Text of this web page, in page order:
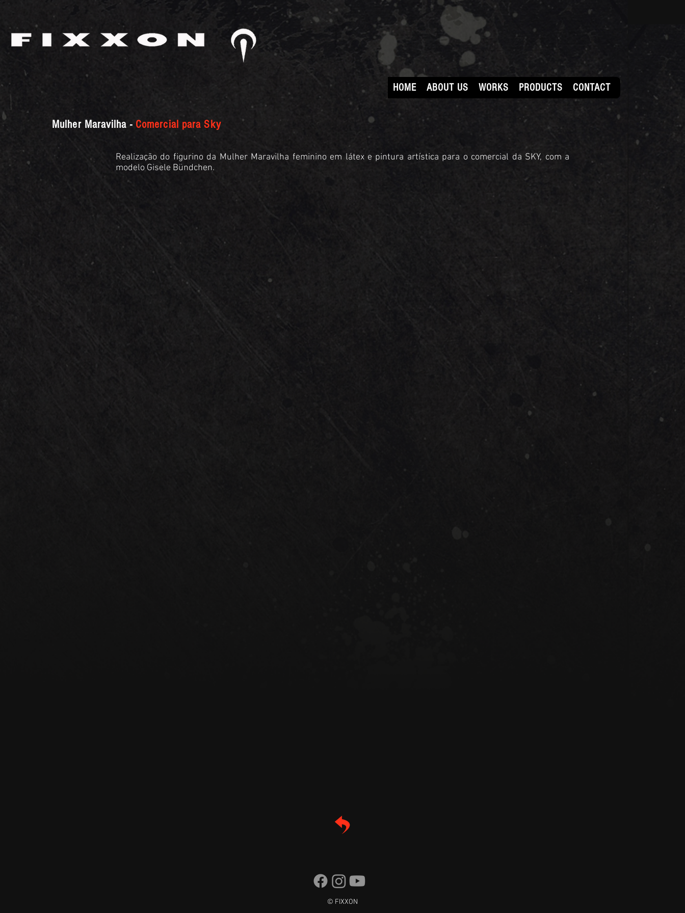
HOME ABOUT US WORKS PRODUCTS CONTACT
Mulher Maravilha - Comercial para Sky
Realização do figurino da Mulher Maravilha feminino em látex e pintura artística para o comercial da SKY, com a
modelo Gisele Bündchen.
© FIXXON